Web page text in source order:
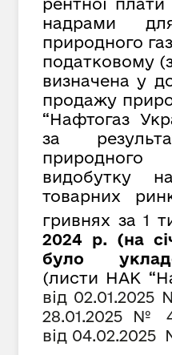
рентної
надрами
природного
податковому
визначена у
продажу
“Нафтогаз
за
природного
видобутку
товарних
гривнях за 1
2024 р. (на
було
(листи НАК
від 02.01.2025
28.01.2025 №
від 04.02.2025